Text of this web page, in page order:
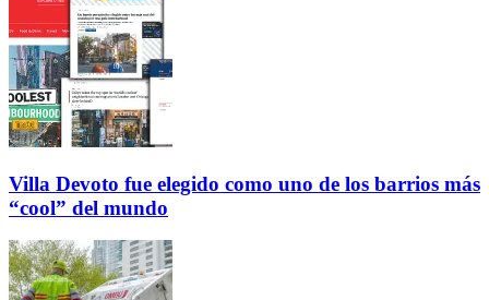
Villa Devoto fue elegido como uno de los barrios más
“cool” del mundo